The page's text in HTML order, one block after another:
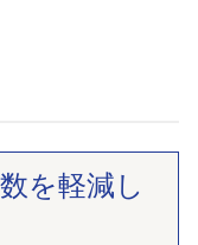
を軽減し